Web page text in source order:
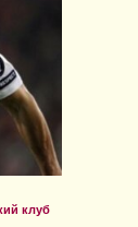
клуб